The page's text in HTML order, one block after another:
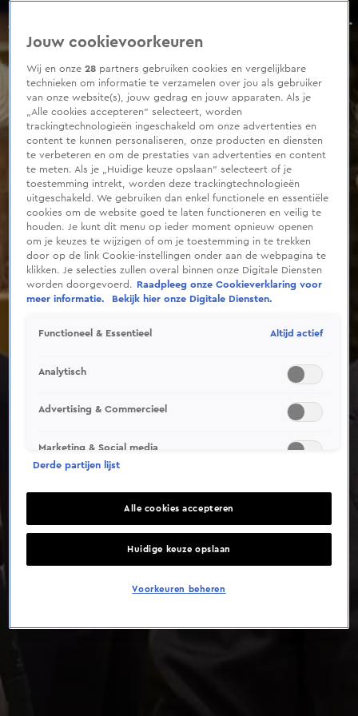
Geert Wilders fel tegen justitieminister David van Weel: ‘Het is een ongelofelijke schande!’
Aflevering 42, Seizoen 9
of
6
25
seconds
Jouw cookievoorkeuren
Wij en onze28 partners gebruiken cookies en vergelijkbare
technieken om informatie te verzamelen over jou als gebruiker
van onze website(s), jouw gedrag en jouw apparaten. Als je
„Alle cookies accepteren” selecteert, worden
trackingtechnologieën ingeschakeld om onze advertenties en
content te kunnen personaliseren, onze producten en diensten
te verbeteren en om de prestaties van advertenties en content
te meten. Als je „Huidige keuze opslaan” selecteert of je
toestemming intrekt, worden deze trackingtechnologieën
uitgeschakeld. We gebruiken dan enkel functionele en essentiële
cookies om de website goed te laten functioneren en veilig te
houden. Je kunt dit menu op ieder moment opnieuw openen
om je keuzes te wijzigen of om je toestemming in te trekken
door op de link Cookie-instellingen onder aan de webpagina te
klikken. Je selecties zullen overal binnen onze Digitale Diensten
worden doorgevoerd.
Raadpleeg onze Cookieverklaring voor
meer informatie.
Bekijk hier onze Digitale Diensten.
Functioneel & Essentieel Altijd actief
Analytisch
Advertising & Commercieel
Marketing & Social media
Derde partijen lijst
Alle cookies accepteren
Huidige keuze opslaan
Voorkeuren beheren